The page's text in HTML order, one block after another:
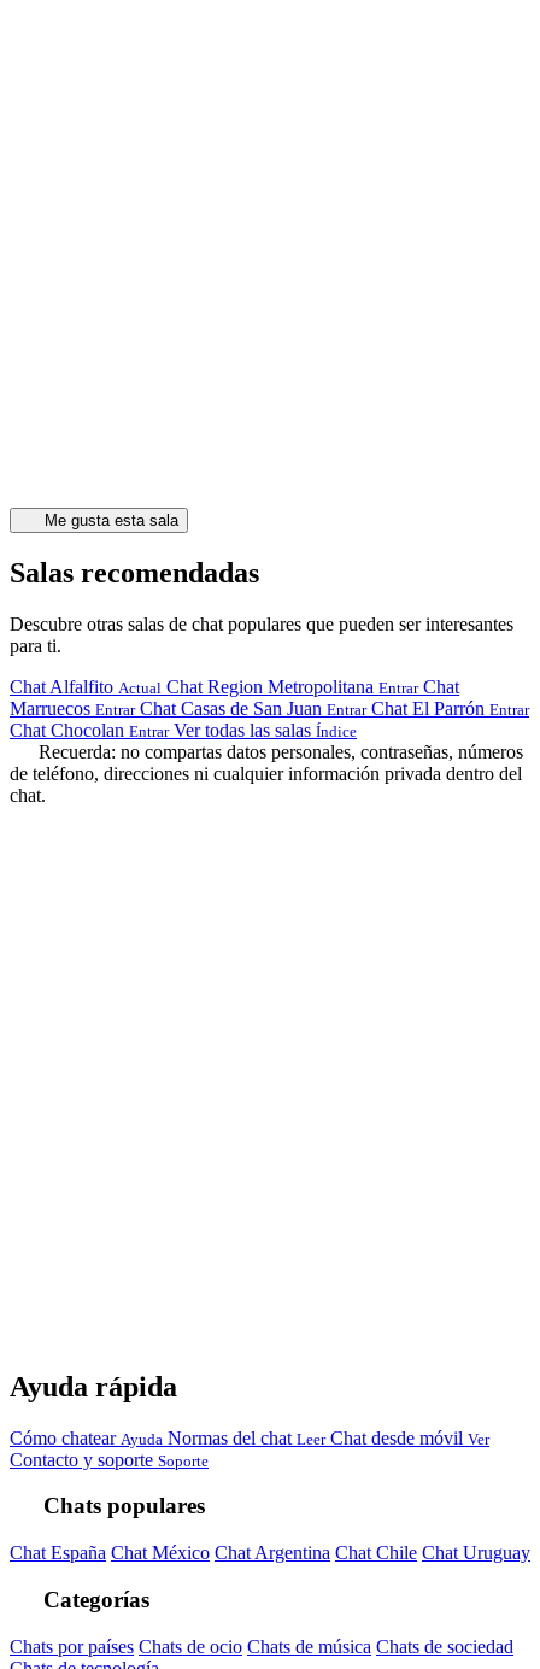
Me gusta esta sala
Salas recomendadas
Descubre otras salas de chat populares que pueden ser interesantes
para ti.
Chat Alfalfito Actual Chat Region Metropolitana Entrar Chat
Marruecos Entrar Chat Casas de San Juan Entrar Chat El Parrón Entrar
Chat Chocolan Entrar Ver todas las salas Índice
Recuerda: no compartas datos personales, contraseñas, números
de teléfono, direcciones ni cualquier información privada dentro del
chat.
Ayuda rápida
Cómo chatear Ayuda Normas del chat Leer Chat desde móvil Ver
Contacto y soporte Soporte
Chats populares
Chat España Chat México Chat Argentina Chat Chile Chat Uruguay
Categorías
Chats por países Chats de ocio Chats de música Chats de sociedad